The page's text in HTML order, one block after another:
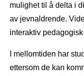
mulighet til å delta i
av jevnaldrende.
interaktiv
I mellomtiden har
ettersom de kan